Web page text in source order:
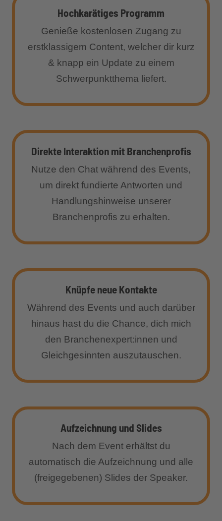
Hochkarätiges Programm
Genieße kostenlosen Zugang zu
erstklassigem Content, welcher dir kurz
& knapp ein Update zu einem
Schwerpunktthema liefert.
Direkte Interaktion mit Branchenprofis
Nutze den Chat während des Events,
um direkt fundierte Antworten und
Handlungshinweise unserer
Branchenprofis zu erhalten.
Knüpfe neue Kontakte
Während des Events und auch darüber
hinaus hast du die Chance, dich mich
den Branchenexpert:innen und
Gleichgesinnten auszutauschen.
Aufzeichnung und Slides
Nach dem Event erhältst du
automatisch die Aufzeichnung und alle
(freigegebenen) Slides der Speaker.